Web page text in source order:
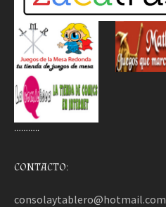
………..
CONTACTO:
consolaytablero@hotmail.com